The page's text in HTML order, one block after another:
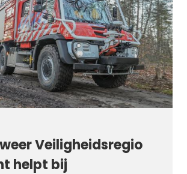
Veiligheidsregio
helpt bij